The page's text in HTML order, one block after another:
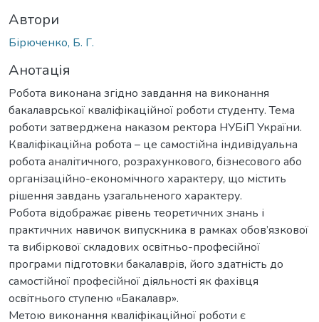
Автори
Бірюченко, Б. Г.
Анотація
Робота виконана згідно завдання на виконання
бакалаврської кваліфікаційної роботи студенту. Тема
роботи затверджена наказом ректора НУБіП України.
Кваліфікаційна робота – це самостійна індивідуальна
робота аналітичного, розрахункового, бізнесового або
організаційно-економічного характеру, що містить
рішення завдань узагальненого характеру.
Робота відображає рівень теоретичних знань і
практичних навичок випускника в рамках обов’язкової
та вибіркової складових освітньо-професійної
програми підготовки бакалаврів, його здатність до
самостійної професійної діяльності як фахівця
освітнього ступеню «Бакалавр».
Метою виконання кваліфікаційної роботи є